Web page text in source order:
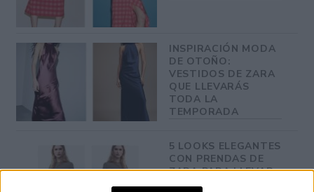
INSPIRACIÓN MODA
DE OTOÑO:
VESTIDOS DE ZARA
QUE LLEVARÁS
TODA LA
TEMPORADA
5 LOOKS ELEGANTES
CON PRENDAS DE
ZARA PARA LLEVAR
EN OTOÑO